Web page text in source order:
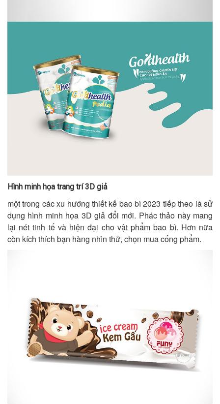
Hình minh họa trang trí 3D giả
một trong các xu hướng thiết kế bao bì 2023 tiếp theo là sử
dụng hình minh họa 3D giả đổi mới. Phác thảo này mang
lại nét tinh tế và hiện đại cho vật phẩm bao bì. Hơn nữa
còn kích thích bạn hàng nhìn thử, chọn mua cống phẩm.